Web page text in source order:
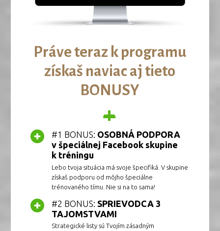
Práve teraz k programu
získaš naviac aj tieto
BONUSY
+
#1 BONUS: OSOBNÁ PODPORA
v špeciálnej Facebook skupine
k tréningu
Lebo tvoja situácia má svoje špecifiká. V skupine
získaš podporu od môjho špeciálne
trénovaného tímu. Nie si na to sama!
#2 BONUS: SPRIEVODCA 3
TAJOMSTVAMI
Strategické listy sú Tvojím zásadným